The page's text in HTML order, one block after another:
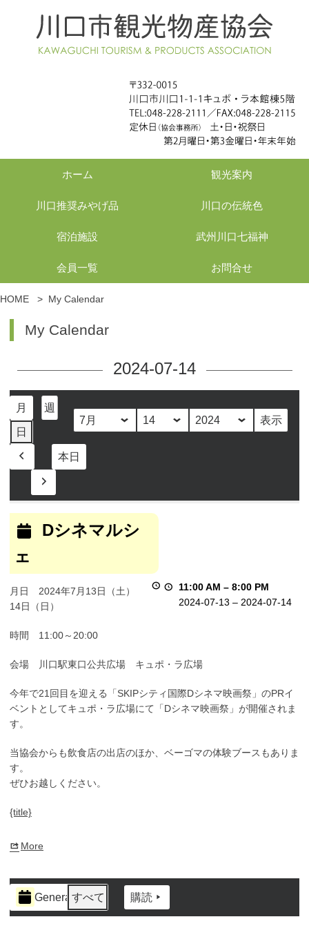
ホーム 観光案内
川口推奨みやげ品 川口の伝統色
宿泊施設 武州川口七福神
会員一覧 お問合せ
HOME > My Calendar
My Calendar
2024-07-14
月 週
日 月
日
年
本日
D
シ
ネ
マ
ル
シ
ェ
Dシネマルシ
ェ
11:00 AM – 8:00 PM
2024-07-13 – 2024-07-14
月日 2024年7月13日（土）
14日（日）
時間 11:00～20:00
会場 川口駅東口公共広場 キュポ・ラ広場
今年で21回目を迎える「SKIPシティ国際Dシネマ映画祭」のPRイ
ベントとしてキュポ・ラ広場にて「Dシネマ映画祭」が開催されま
す。
当協会からも飲食店の出店のほか、ベーゴマの体験ブースもありま
す。
ぜひお越しください。
{title}
More
イ
ベ
Generalすべて 購読